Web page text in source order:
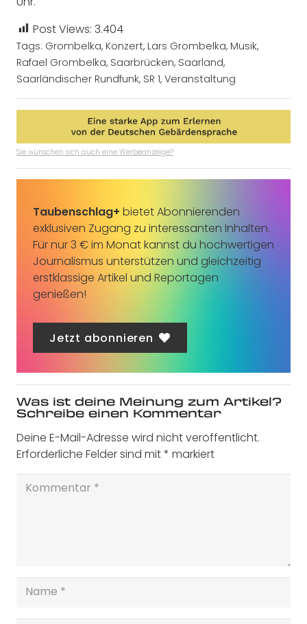
Post Views: 3.404
Tags: Grombelka, Konzert, Lars Grombelka, Musik,
Rafael Grombelka, Saarbrücken, Saarland,
Saarländischer Rundfunk, SR 1, Veranstaltung
Sie wünschen sich auch eine Werbeanzeige?
Taubenschlag+ bietet Abonnierenden
exklusiven Zugang zu interessanten Inhalten.
Für nur 3 € im Monat kannst du hochwertigen
Journalismus unterstützen und gleichzeitig
erstklassige Artikel und Reportagen
genießen!
Jetzt abonnieren
Was ist deine Meinung zum Artikel?
Schreibe einen Kommentar
Deine E-Mail-Adresse wird nicht veröffentlicht.
Erforderliche Felder sind mit* markiert